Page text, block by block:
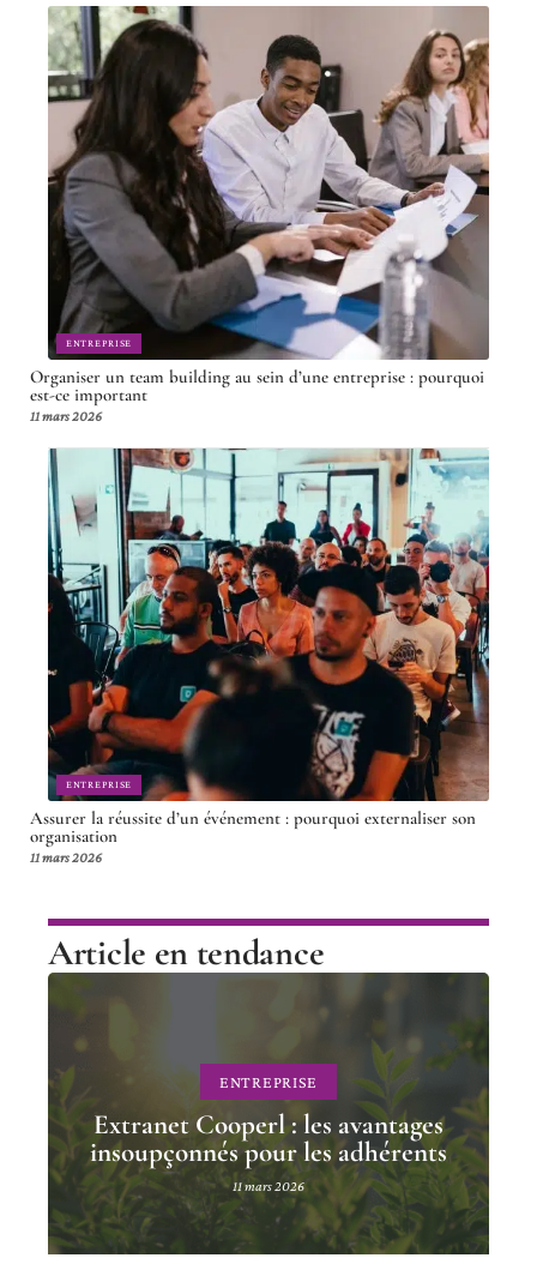
ENTREPRISE
Organiser un team building au sein d’une entreprise : pourquoi
est-ce important
11 mars 2026
ENTREPRISE
Assurer la réussite d’un événement : pourquoi externaliser son
organisation
11 mars 2026
Article en tendance
ENTREPRISE
Extranet Cooperl : les avantages
insoupçonnés pour les adhérents
11 mars 2026